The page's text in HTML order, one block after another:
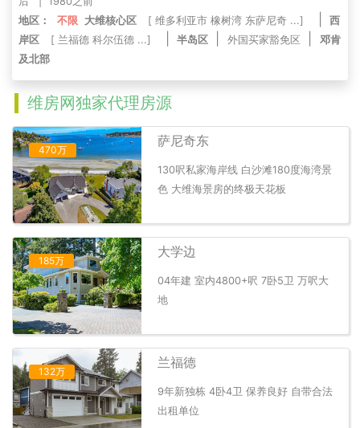
地区：
不限 大维核心区 [ 维多利亚市 橡树湾 东萨尼奇 ...]
西
岸区
[ 兰福德 科尔伍德 ...] 半岛区 外国买家豁免区
邓肯
及北部
维房网独家代理房源
470万
萨尼奇东
130呎私家海岸线 白沙滩180度海湾景
色 大维海景房的终极天花板
185万
大学边
04年建 室内4800+呎 7卧5卫 万呎大
地
132万
兰福德
9年新独栋 4卧4卫 保养良好 自带合法
出租单位